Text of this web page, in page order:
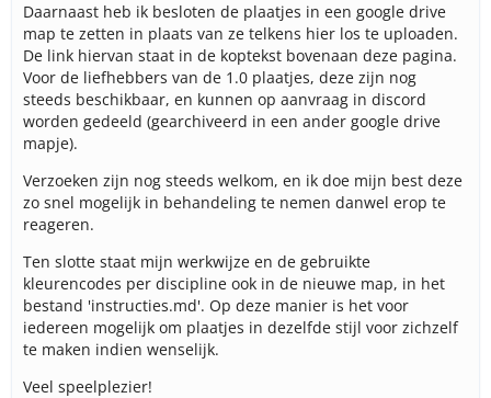
Daarnaast heb ik besloten de plaatjes in een google drive
map te zetten in plaats van ze telkens hier los te uploaden.
De link hiervan staat in de koptekst bovenaan deze pagina.
Voor de liefhebbers van de 1.0 plaatjes, deze zijn nog
steeds beschikbaar, en kunnen op aanvraag in discord
worden gedeeld (gearchiveerd in een ander google drive
mapje).
Verzoeken zijn nog steeds welkom, en ik doe mijn best deze
zo snel mogelijk in behandeling te nemen danwel erop te
reageren.
Ten slotte staat mijn werkwijze en de gebruikte
kleurencodes per discipline ook in de nieuwe map, in het
bestand 'instructies.md'. Op deze manier is het voor
iedereen mogelijk om plaatjes in dezelfde stijl voor zichzelf
te maken indien wenselijk.
Veel speelplezier!